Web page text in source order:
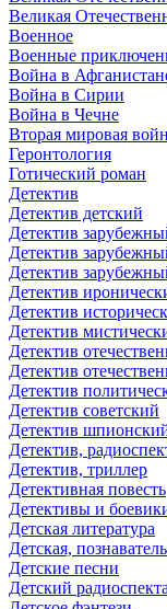
Великая
Военное
Военные
Война в
Война в Сирии
Война в Чечне
Вторая мировая
Геронтология
Готический роман
Детектив
Детектив детский
Детектив
Детектив
Детектив
Детектив
Детектив
Детектив
Детектив
Детектив
Детектив
Детектив советский
Детектив
Детектив,
Детектив, триллер
Детективная повесть
Детективы и
Детская литература
Детская,
Детские песни
Детский